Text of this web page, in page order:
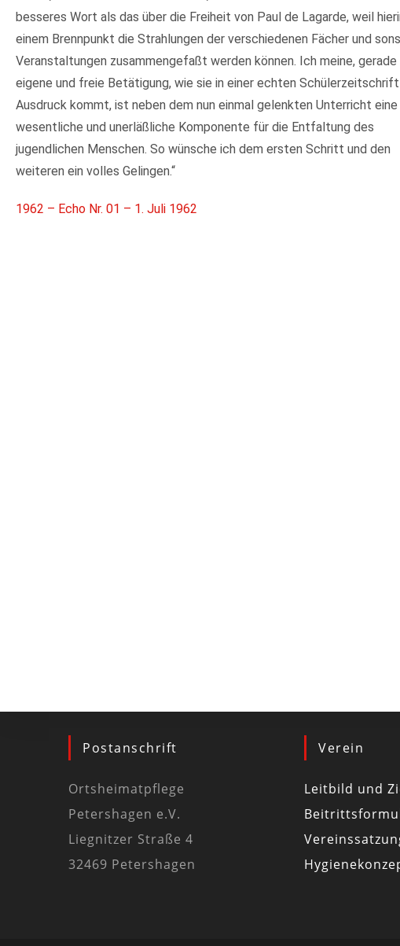
besseres Wort als das über die Freiheit von Paul de Lagarde, weil
einem Brennpunkt die Strahlungen der verschiedenen Fächer und
Veranstaltungen zusammengefaßt werden können. Ich meine, gerade
eigene und freie Betätigung, wie sie in einer echten
Ausdruck kommt, ist neben dem nun einmal gelenkten Unterricht eine
wesentliche und unerläßliche Komponente für die Entfaltung des
jugendlichen Menschen. So wünsche ich dem ersten Schritt und den
weiteren ein volles Gelingen.“
1962 – Echo Nr. 01 – 1. Juli 1962
Postanschrift
Ortsheimatpflege
Petershagen e.V.
Liegnitzer Straße 4
32469 Petershagen
Verein
Leitbild und